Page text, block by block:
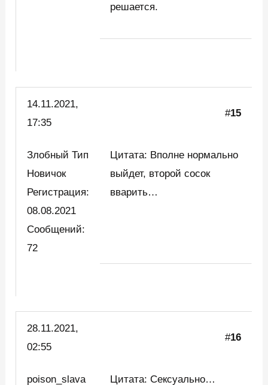
решается.
14.11.2021,
17:35
#15
Злобный Тип
Новичок
Регистрация:
08.08.2021
Сообщений:
72
Цитата: Вполне нормально
выйдет, второй сосок
вварить…
28.11.2021,
02:55
#16
poison_slava Цитата: Сексуально…